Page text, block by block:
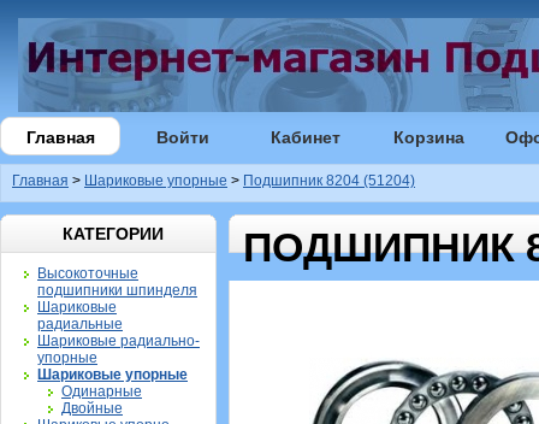
Главная Войти Кабинет Корзина
Главная > Шариковые упорные > Подшипник 8204 (51204)
КАТЕГОРИИ
Высокоточные
подшипники шпинделя
Шариковые
радиальные
Шариковые радиально-
упорные
Шариковые упорные
Одинарные
Двойные
ПОДШИПНИК